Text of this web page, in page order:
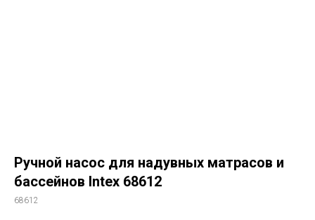
Ручной насос для надувных матрасов и
бассейнов Intex 68612
68612